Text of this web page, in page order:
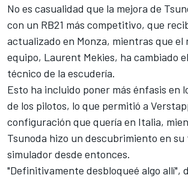
No es casualidad que la mejora de
con un RB21 más competitivo, que
actualizado en Monza, mientras que el
equipo, Laurent Mekies, ha cambiado
técnico de la escudería.
Esto ha incluido poner más énfasis en
de los pilotos, lo que permitió a
configuración que quería en Italia,
Tsunoda hizo un descubrimiento en su
simulador desde entonces.
"Definitivamente desbloqueé algo allí",